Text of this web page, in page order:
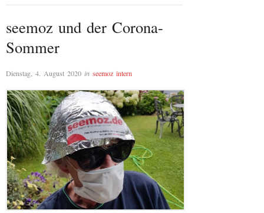
seemoz und der Corona-
Sommer
Dienstag, 4. August 2020 in seemoz intern